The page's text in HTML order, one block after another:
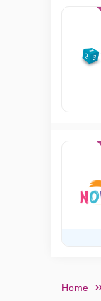
Home